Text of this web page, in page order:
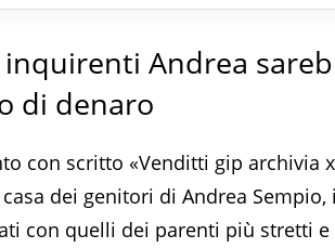
inquirenti Andrea
di denaro
con scritto «Venditti gip archivia
dei genitori di Andrea
con quelli dei parenti più stretti